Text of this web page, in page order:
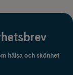
hälsa och skönhet